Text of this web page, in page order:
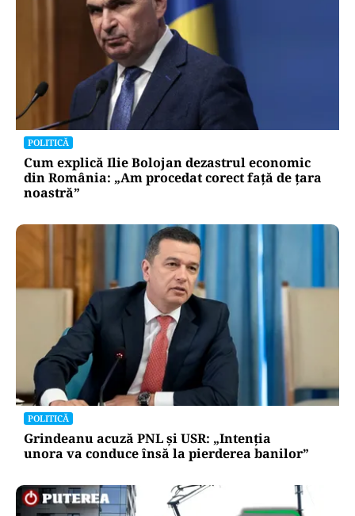
POLITICĂ
Cum explică Ilie Bolojan dezastrul economic
din România: „Am procedat corect față de țara
noastră”
POLITICĂ
Grindeanu acuză PNL și USR: „Intenția
unora va conduce însă la pierderea banilor”